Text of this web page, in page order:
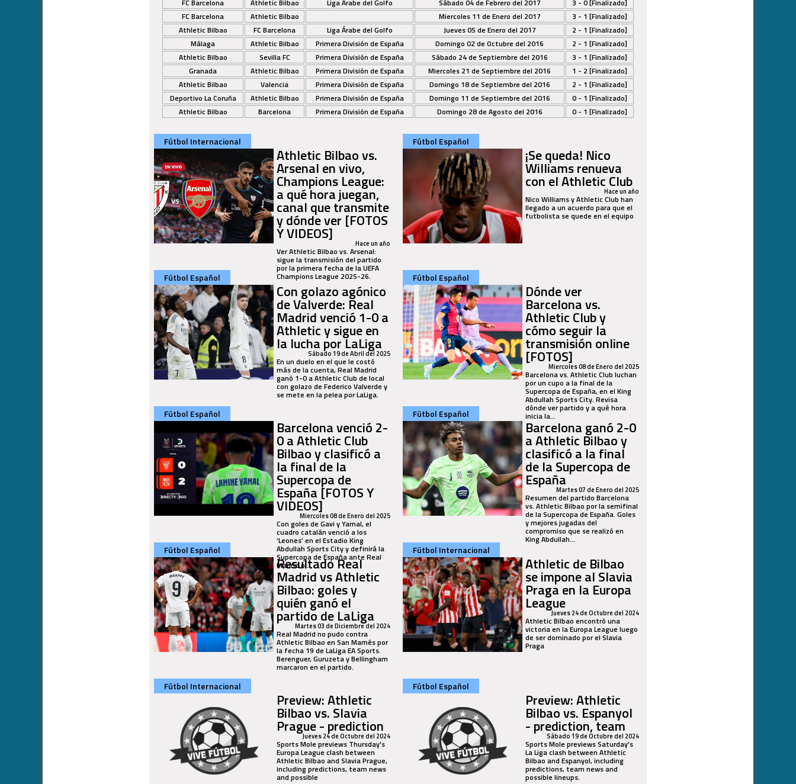
FC Barcelona
Athletic Bilbao Liga Árabe del Golfo Sábado 04 de Febrero del 2017
3 - 0 [Finalizado]
FC Barcelona
Athletic Bilbao Miercoles 11 de Enero del 2017
3 - 1 [Finalizado]
Athletic Bilbao
FC Barcelona Liga Árabe del Golfo Jueves 05 de Enero del 2017
2 - 1 [Finalizado]
Málaga
Athletic Bilbao Primera División de España Domingo 02 de Octubre del 2016
2 - 1 [Finalizado]
Athletic Bilbao
Sevilla FC Primera División de España Sábado 24 de Septiembre del 2016
3 - 1 [Finalizado]
Granada
Athletic Bilbao Primera División de España Miercoles 21 de Septiembre del 2016
1 - 2 [Finalizado]
Athletic Bilbao
Valencia Primera División de España Domingo 18 de Septiembre del 2016
2 - 1 [Finalizado]
Deportivo La Coruña
Athletic Bilbao Primera División de España Domingo 11 de Septiembre del 2016
0 - 1 [Finalizado]
Athletic Bilbao
Barcelona Primera División de España Domingo 28 de Agosto del 2016 0 - 1 [Finalizado]
Fútbol Internacional
Athletic Bilbao vs.
Arsenal en vivo,
Champions League:
a qué hora juegan,
canal que transmite
y dónde ver [FOTOS
Y VIDEOS] Hace un año
Ver Athletic Bilbao vs. Arsenal:
sigue la transmisión del partido
por la primera fecha de la UEFA
Champions League 2025-26.
Fútbol Español
¡Se queda! Nico
Williams renueva
con el Athletic Club
Hace un año
Nico Williams y Athletic Club han
llegado a un acuerdo para que el
futbolista se quede en el equipo
Fútbol Español
Con golazo agónico
de Valverde: Real
Madrid venció 1-0 a
Athletic y sigue en
la lucha por LaLiga
Sábado 19 de Abril del 2025
En un duelo en el que le costó
más de la cuenta, Real Madrid
ganó 1-0 a Athletic Club de local
con golazo de Federico Valverde y
se mete en la pelea por LaLiga.
Fútbol Español
Dónde ver
Barcelona vs.
Athletic Club y
cómo seguir la
transmisión online
[FOTOS]Miercoles 08 de Enero del 2025
Barcelona vs. Athletic Club luchan
por un cupo a la final de la
Supercopa de España, en el King
Abdullah Sports City. Revisa
dónde ver partido y a qué hora
inicia la...
Fútbol Español
Barcelona venció 2-
0 a Athletic Club
Bilbao y clasificó a
la final de la
Supercopa de
España [FOTOS Y
VIDEOS]Miercoles 08 de Enero del 2025
Con goles de Gavi y Yamal, el
cuadro catalán venció a los
‘Leones’ en el Estadio King
Abdullah Sports City y definirá la
Supercopa de España ante Real
Madrid o...
Fútbol Español
Barcelona ganó 2-0
a Athletic Bilbao y
clasificó a la final
de la Supercopa de
EspañaMartes 07 de Enero del 2025
Resumen del partido Barcelona
vs. Athletic Bilbao por la semifinal
de la Supercopa de España. Goles
y mejores jugadas del
compromiso que se realizó en
King Abdullah...
Fútbol Español
Resultado Real
Madrid vs Athletic
Bilbao: goles y
quién ganó el
partido de LaLiga
Martes 03 de Diciembre del 2024
Real Madrid no pudo contra
Athletic Bilbao en San Mamés por
la fecha 19 de LaLiga EA Sports.
Berenguer, Guruzeta y Bellingham
marcaron en el partido.
Fútbol Internacional
Athletic de Bilbao
se impone al Slavia
Praga en la Europa
LeagueJueves 24 de Octubre del 2024
Athletic Bilbao encontró una
victoria en la Europa League luego
de ser dominado por el Slavia
Praga
Fútbol Internacional
Preview: Athletic
Bilbao vs. Slavia
Prague - prediction
Jueves 24 de Octubre del 2024
Sports Mole previews Thursday's
Europa League clash between
Athletic Bilbao and Slavia Prague,
including predictions, team news
and possible
Fútbol Español
Preview: Athletic
Bilbao vs. Espanyol
- prediction, team
Sábado 19 de Octubre del 2024
Sports Mole previews Saturday's
La Liga clash between Athletic
Bilbao and Espanyol, including
predictions, team news and
possible lineups.